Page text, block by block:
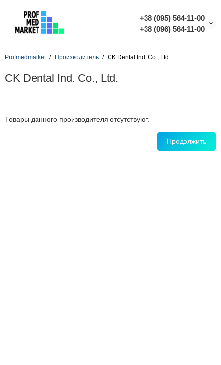
+38 (095) 564-11-00
+38 (096) 564-11-00
Profmedmarket Производитель CK Dental Ind. Co., Ltd.
CK Dental Ind. Co., Ltd.
Товары данного производителя отсутствуют.
Продолжить